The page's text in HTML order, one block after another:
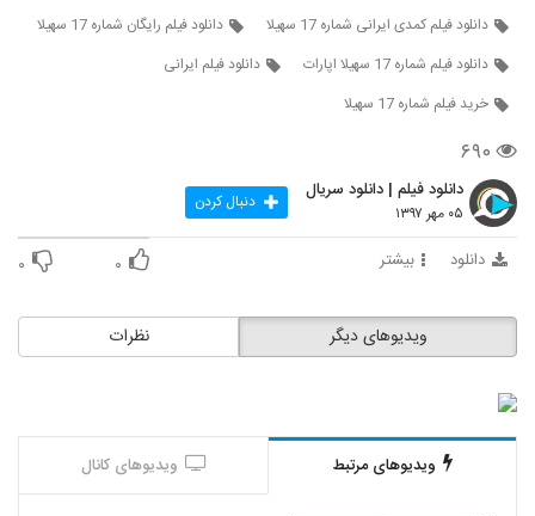
دانلود فیلم کمدی ایرانی شماره 17 سهیلا
دانلود فیلم رایگان شماره 17 سهیلا
دانلود فیلم شماره 17 سهیلا اپارات
دانلود فیلم ایرانی
خرید فیلم شماره 17 سهیلا
۶۹۰
دانلود فیلم | دانلود سریال
۰۵ مهر ۱۳۹۷ دنبال کردن
دانلود بیشتر ۰ ۰
نظرات ویدیوهای دیگر
ویدیوهای مرتبط ویدیوهای کانال